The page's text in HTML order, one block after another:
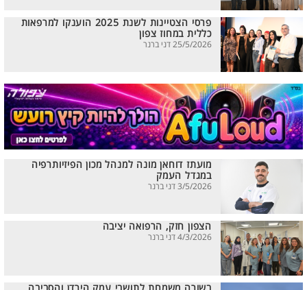
פרסי הצטיינות לשנת 2025 הוענקו למרפאות
כללית במחוז צפון
25/5/2026 דני ברנר
מועתז דוחאן מונה למנהל מכון הפיזיותרפיה
במגדל העמק
3/5/2026 דני ברנר
הצפון חזק, הרפואה יציבה
4/3/2026 דני ברנר